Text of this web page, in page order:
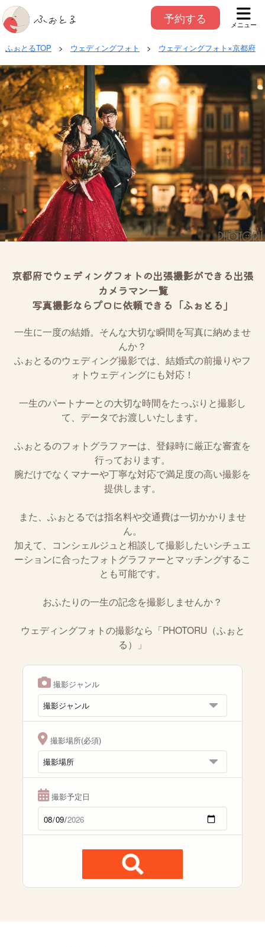
予約する メニュー
ふぉとるTOP > ウェディングフォト > ウェディングフォト×京都府
京都府でウェディングフォトの出張撮影ができる出張
カメラマン一覧
写真撮影ならプロに依頼できる「ふぉとる」
一生に一度の結婚。そんな大切な瞬間を写真に納めませ
んか？
ふぉとるのウェディング撮影では、結婚式の前撮りやフ
ォトウェディングにも対応！
一生のパートナーとの大切な時間をたっぷりと撮影し
て、データでお渡しいたします。
ふぉとるのフォトグラファーは、登録時に厳正な審査を
行っております。
腕だけでなくマナーや丁寧な対応で満足度の高い撮影を
提供します。
また、ふぉとるでは指名料や交通費は一切かかりませ
ん。
加えて、コンシェルジュと相談して撮影したいシチュエ
ーションに合ったフォトグラファーとマッチングするこ
とも可能です。
おふたりの一生の記念を撮影しませんか？
ウェディングフォトの撮影なら「PHOTORU（ふぉと
る）」
撮影ジャンル
撮影場所(必須)
撮影予定日